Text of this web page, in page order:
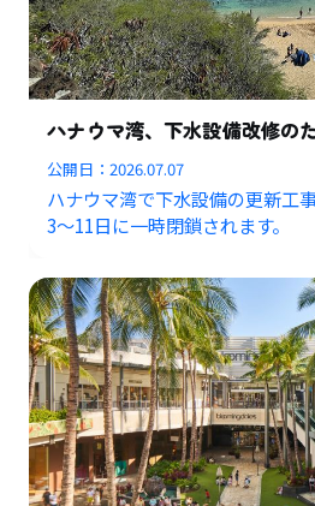
ハナウマ湾、下水設備改修の
公開日：2026.07.07
ハナウマ湾で下水設備の更新工
3〜11日に一時閉鎖されます。